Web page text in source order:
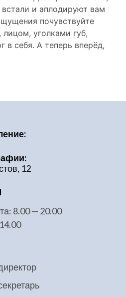
встали и аплодируют вам
почувствуйте
уголками губ,
в себя. А теперь вперёд,
12
8.00 — 20.00